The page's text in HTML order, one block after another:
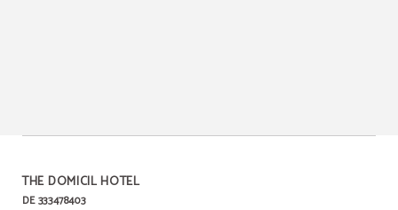
THE DOMICIL HOTEL
DE 333478403